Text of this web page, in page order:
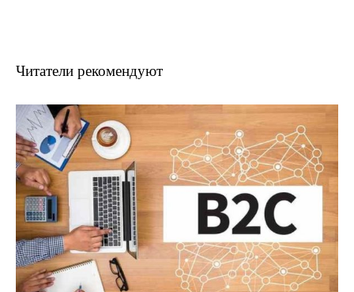
Читатели рекомендуют